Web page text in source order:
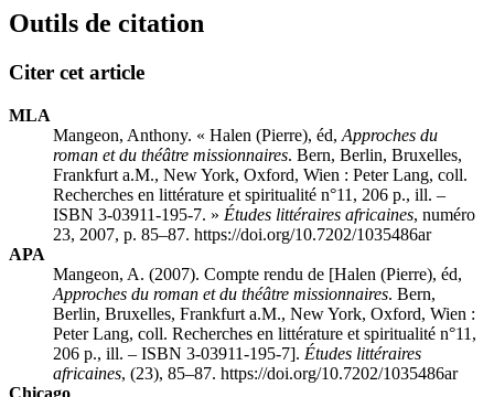
Outils de citation
Citer cet article
MLA
Mangeon, Anthony. « Halen (Pierre), éd, Approches du
roman et du théâtre missionnaires. Bern, Berlin, Bruxelles,
Frankfurt a.M., New York, Oxford, Wien : Peter Lang, coll.
Recherches en littérature et spiritualité n°11, 206 p., ill. –
ISBN 3-03911-195-7. » Études littéraires africaines, numéro
23, 2007, p. 85–87. https://doi.org/10.7202/1035486ar
APA
Mangeon, A. (2007). Compte rendu de [Halen (Pierre), éd,
Approches du roman et du théâtre missionnaires. Bern,
Berlin, Bruxelles, Frankfurt a.M., New York, Oxford, Wien :
Peter Lang, coll. Recherches en littérature et spiritualité n°11,
206 p., ill. – ISBN 3-03911-195-7]. Études littéraires
africaines, (23), 85–87. https://doi.org/10.7202/1035486ar